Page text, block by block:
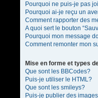
Pourquoi ne puis-je pas
Pourquoi ai-je reçu un
Comment rapporter des
A quoi sert le bouton
Pourquoi mon message
Comment remonter mon
Mise en forme et types
Que sont les BBCodes?
Puis-je utiliser le HTML?
Que sont les smileys?
Puis-je publier des